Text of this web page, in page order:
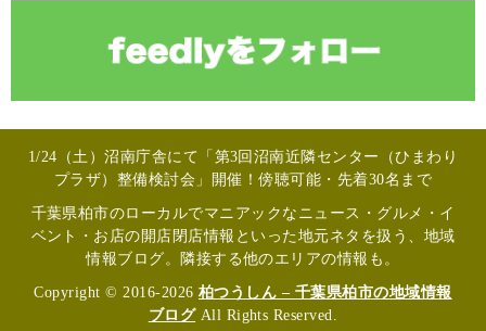
1/24（土）沼南庁舎にて「第3回沼南近隣センター（ひまわり
プラザ）整備検討会」開催！傍聴可能・先着30名まで
千葉県柏市のローカルでマニアックなニュース・グルメ・イ
ベント・お店の開店閉店情報といった地元ネタを扱う、地域
情報ブログ。隣接する他のエリアの情報も。
Copyright © 2016-2026 柏つうしん – 千葉県柏市の地域情報
ブログAll Rights Reserved.